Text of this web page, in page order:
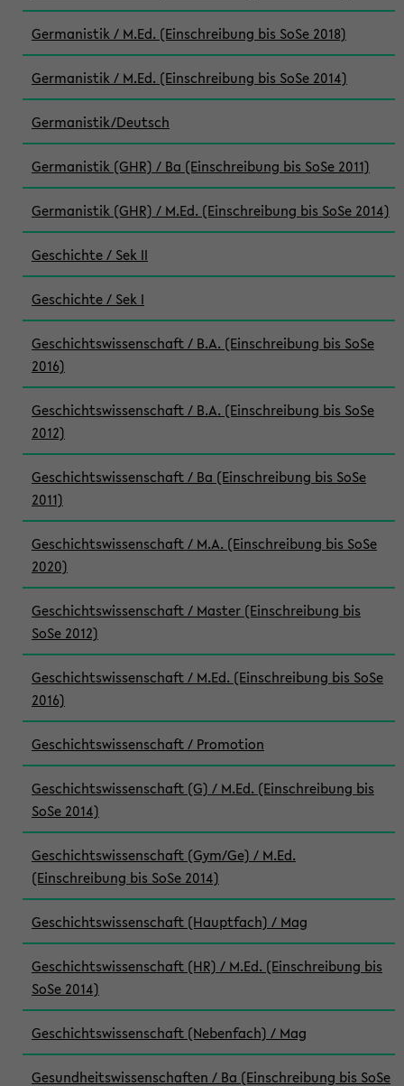
Germanistik / M.Ed. (Einschreibung bis SoSe 2018)
Germanistik / M.Ed. (Einschreibung bis SoSe 2014)
Germanistik/Deutsch
Germanistik (GHR) / Ba (Einschreibung bis SoSe 2011)
Germanistik (GHR) / M.Ed. (Einschreibung bis SoSe 2014)
Geschichte / Sek II
Geschichte / Sek I
Geschichtswissenschaft / B.A. (Einschreibung bis SoSe
2016)
Geschichtswissenschaft / B.A. (Einschreibung bis SoSe
2012)
Geschichtswissenschaft / Ba (Einschreibung bis SoSe
2011)
Geschichtswissenschaft / M.A. (Einschreibung bis SoSe
2020)
Geschichtswissenschaft / Master (Einschreibung bis
SoSe 2012)
Geschichtswissenschaft / M.Ed. (Einschreibung bis SoSe
2016)
Geschichtswissenschaft / Promotion
Geschichtswissenschaft (G) / M.Ed. (Einschreibung bis
SoSe 2014)
Geschichtswissenschaft (Gym/Ge) / M.Ed.
(Einschreibung bis SoSe 2014)
Geschichtswissenschaft (Hauptfach) / Mag
Geschichtswissenschaft (HR) / M.Ed. (Einschreibung bis
SoSe 2014)
Geschichtswissenschaft (Nebenfach) / Mag
Gesundheitswissenschaften / Ba (Einschreibung bis SoSe